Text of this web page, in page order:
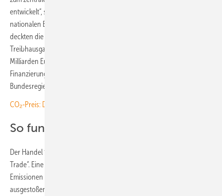
entwickelt“, sagt Dirk Messner, Präsident des UBA. Zusammen mit dem
nationalen Emissionshandel für die Sektoren Wärme und Verkehr
deckten die beiden Systeme aktuell rund 85 Prozent der deutschen
Treibhausgasemissionen ab. „Die Erlöse von zuletzt rund 18,5
Milliarden Euro im vergangenen Jahr bilden die maßgebliche
Finanzierungssäule für den ⁠Klima⁠- und Transformationsfonds der
Bundesregierung.“
CO₂-Preis: Deutsche sind auf steigende Kosten nicht vorbereitet
So funktioniert der ETS-1
Der Handel funktioniert nach dem Prinzip des sogenannten „Cap &
Trade“. Eine Obergrenze (Cap) legt fest, wie viele Treibhausgas-
Emissionen von den emissionshandelspflichtigen Anlagen insgesamt
ausgestoßen werden dürfen. Die Mitgliedstaaten geben eine